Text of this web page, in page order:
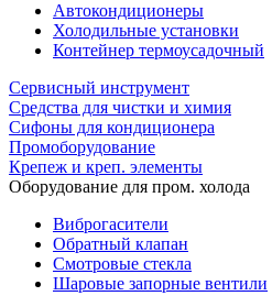
Автокондиционеры
Холодильные установки
Контейнер термоусадочный
Сервисный инструмент
Средства для чистки и химия
Сифоны для кондиционера
Промоборудование
Крепеж и креп. элементы
Оборудование для пром. холода
Виброгасители
Обратный клапан
Смотровые стекла
Шаровые запорные вентили